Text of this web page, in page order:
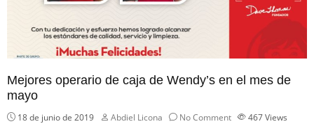
Mejores operario de caja de Wendy’s en el mes de
mayo
18 de junio de 2019 Abdiel Licona No Comment 467Views